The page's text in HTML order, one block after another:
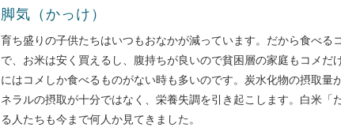
脚気（かっけ）
育ち盛りの子供たちはいつもおなかが減っています。だから食べ
で、お米は安く買えるし、腹持ちが良いので貧困層の家庭もコメ
にはコメしか食べるものがない時も多いのです。炭水化物の摂取量
ネラルの摂取が十分ではなく、栄養失調を引き起こします。白米
る人たちも今まで何人か見てきました。